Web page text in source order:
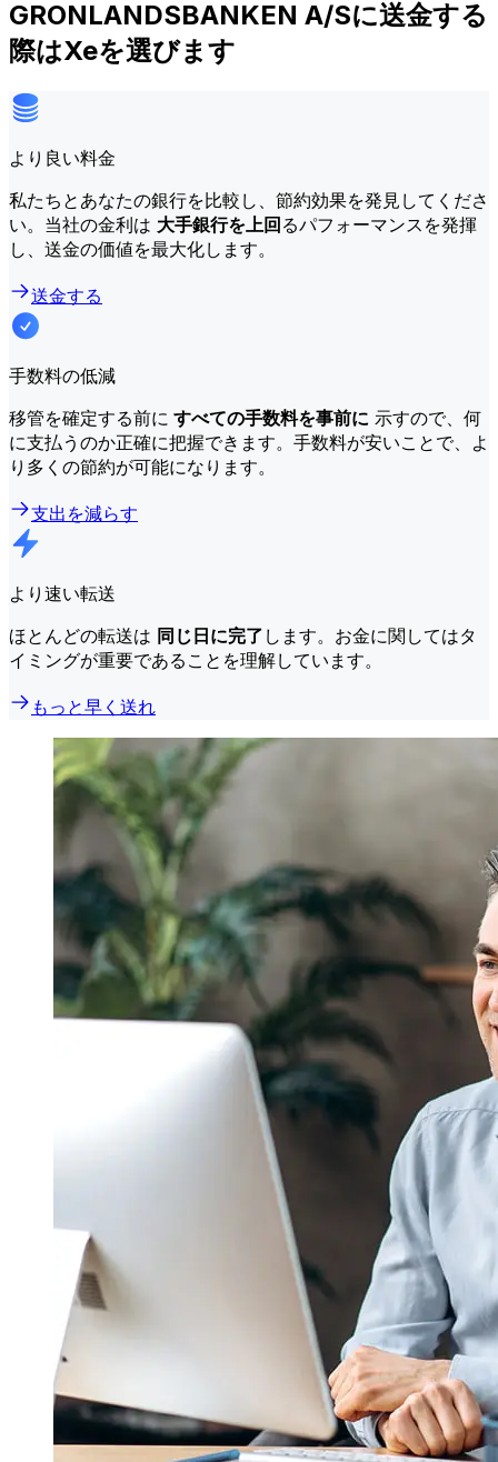
GRONLANDSBANKEN A/Sに送金する
際はXeを選びます
より良い料金
私たちとあなたの銀行を比較し、節約効果を発見してくださ
い。当社の金利は 大手銀行を上回るパフォーマンスを発揮
し、送金の価値を最大化します。
送金する
手数料の低減
移管を確定する前に すべての手数料を事前に 示すので、何
に支払うのか正確に把握できます。手数料が安いことで、よ
り多くの節約が可能になります。
支出を減らす
より速い転送
ほとんどの転送は 同じ日に完了 します。お金に関してはタ
イミングが重要であることを理解しています。
もっと早く送れ